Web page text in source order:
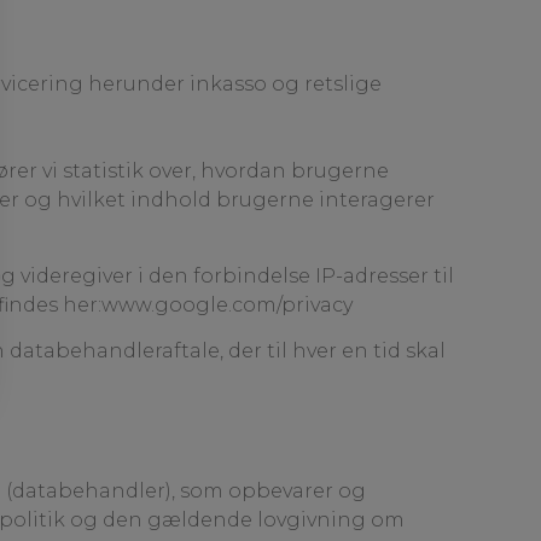
herunder inkasso og retslige
vi statistik over, hvordan brugerne
og hvilket indhold brugerne interagerer
i den forbindelse IP-adresser til
her:www.google.com/privacy
der til hver en tid skal
som opbevarer og
og den gældende lovgivning om